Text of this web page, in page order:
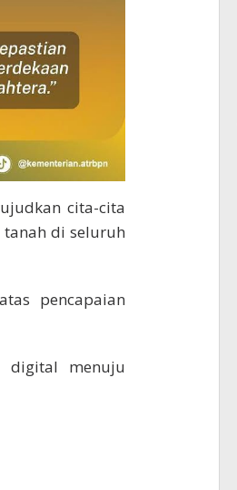
cita-cita
di seluruh
pencapaian
digital menuju